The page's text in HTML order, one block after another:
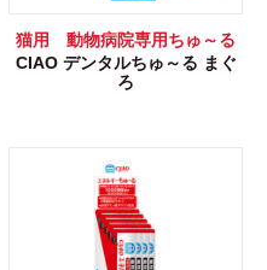
猫用 動物病院専用ちゅ～る
CIAO デンタルちゅ～る まぐ
ろ